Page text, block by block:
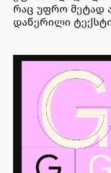
რაც უფრო მეტად
დაწერილი